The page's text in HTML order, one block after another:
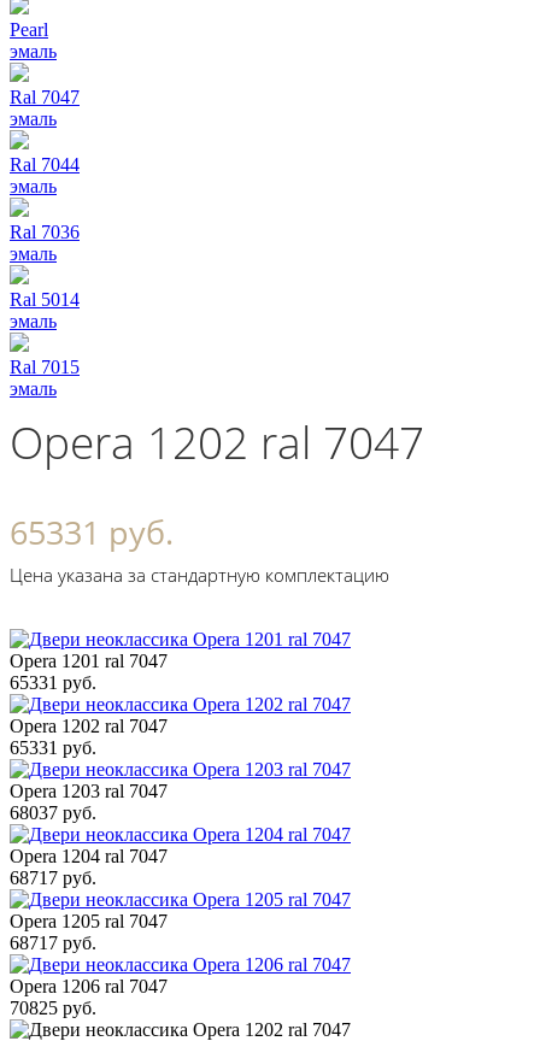
Pearl
эмаль
Ral 7047
эмаль
Ral 7044
эмаль
Ral 7036
эмаль
Ral 5014
эмаль
Ral 7015
эмаль
Opera 1202 ral 7047
65331 руб.
Цена указана за стандартную комплектацию
Opera 1201 ral 7047
65331 руб.
Opera 1202 ral 7047
65331 руб.
Opera 1203 ral 7047
68037 руб.
Opera 1204 ral 7047
68717 руб.
Opera 1205 ral 7047
68717 руб.
Opera 1206 ral 7047
70825 руб.